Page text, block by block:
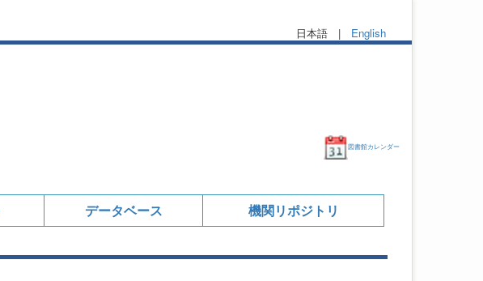
日本語 | English
図書館カレンダー
データベース 機関リポジトリ